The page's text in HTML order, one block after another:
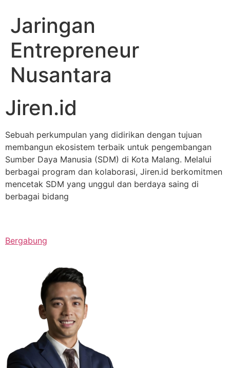
Jaringan
Entrepreneur
Nusantara
Jiren.id
Sebuah perkumpulan yang didirikan dengan tujuan
membangun ekosistem terbaik untuk pengembangan
Sumber Daya Manusia (SDM) di Kota Malang. Melalui
berbagai program dan kolaborasi, Jiren.id berkomitmen
mencetak SDM yang unggul dan berdaya saing di
berbagai bidang
Bergabung